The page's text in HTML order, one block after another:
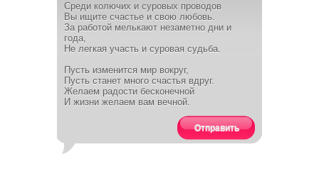
Среди колючих и суровых проводов
Вы ищите счастье и свою любовь.
За работой мелькают незаметно дни и
года,
Не легкая участь и суровая судьба.
Пусть изменится мир вокруг,
Пусть станет много счастья вдруг.
Желаем радости бесконечной
И жизни желаем вам вечной.
Отправить